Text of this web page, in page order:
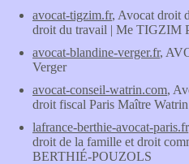
avocat-tigzim.fr, Avocat droit
droit du travail | Me TIGZIM
avocat-blandine-verger.fr,
Verger
avocat-conseil-watrin.com,
droit fiscal Paris Maître Watrin
lafrance-berthie-avocat-paris.fr
droit de la famille et droit
BERTHIÉ-POUZOLS